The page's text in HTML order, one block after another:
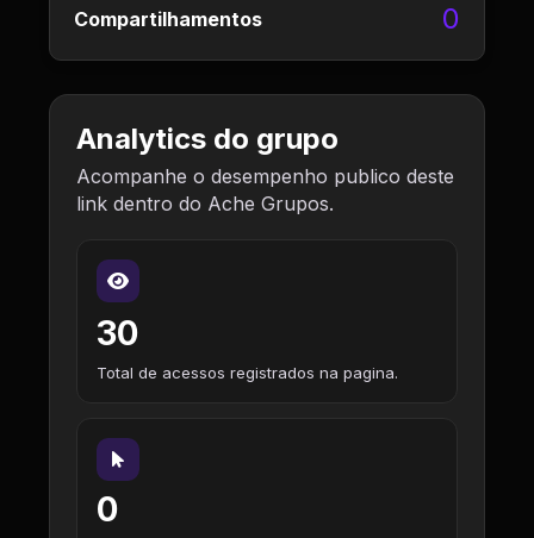
Compartilhamentos 0
Analytics do grupo
Acompanhe o desempenho publico deste
link dentro do Ache Grupos.
30
Total de acessos registrados na pagina.
0